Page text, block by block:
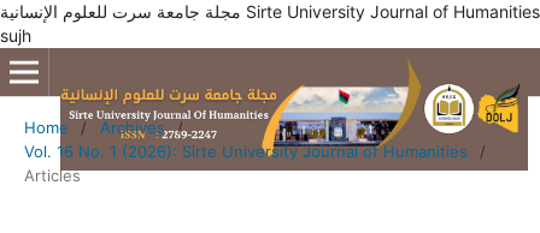
مجلة جامعة سرت للعلوم الإنسانية Sirte University Journal of Humanities
sujh
Home / Archives
/
Vol. 16 No. 1 (2026): Sirte University Journal of Humanities
/
Articles